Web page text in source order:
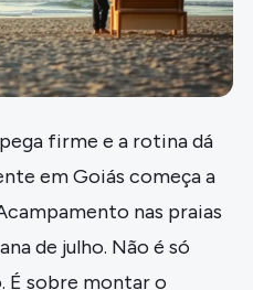
firme e a rotina dá
em Goiás começa a
nas praias
de julho. Não é só
É sobre montar o